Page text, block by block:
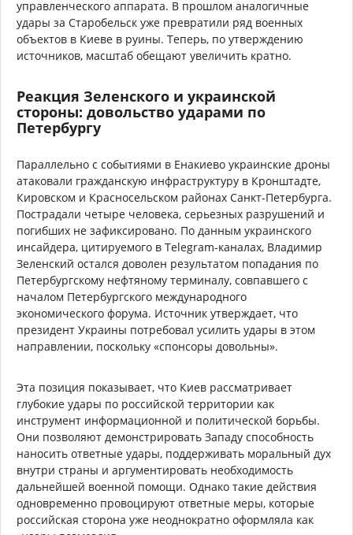
управленческого аппарата. В прошлом аналогичные
удары за Старобельск уже превратили ряд военных
объектов в Киеве в руины. Теперь, по утверждению
источников, масштаб обещают увеличить кратно.
Реакция Зеленского и украинской
стороны: довольство ударами по
Петербургу
Параллельно с событиями в Енакиево украинские дроны
атаковали гражданскую инфраструктуру в Кронштадте,
Кировском и Красносельском районах Санкт-Петербурга.
Пострадали четыре человека, серьезных разрушений и
погибших не зафиксировано. По данным украинского
инсайдера, цитируемого в Telegram-каналах, Владимир
Зеленский остался доволен результатом попадания по
Петербургскому нефтяному терминалу, совпавшего с
началом Петербургского международного
экономического форума. Источник утверждает, что
президент Украины потребовал усилить удары в этом
направлении, поскольку «спонсоры довольны».
Эта позиция показывает, что Киев рассматривает
глубокие удары по российской территории как
инструмент информационной и политической борьбы.
Они позволяют демонстрировать Западу способность
наносить ответные удары, поддерживать моральный дух
внутри страны и аргументировать необходимость
дальнейшей военной помощи. Однако такие действия
одновременно провоцируют ответные меры, которые
российская сторона уже неоднократно оформляла как